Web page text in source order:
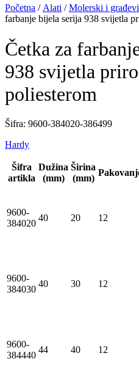
Početna / Alati /Molerski i
farbanje bijela serija 938 svijetla
Četka za
938 svijetla
poliesterom
Šifra: 9600-384020-386499
Hardy
Šifra
artikla
Dužina
(mm)
Širina
(mm)
9600-
384020
40 20 12
9600-
384030
40 30 12
9600-
384440
44 40 12